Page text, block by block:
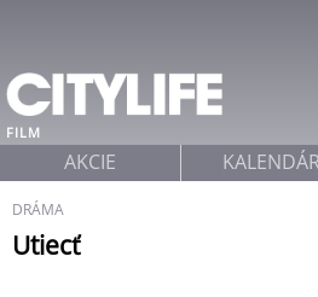
FILM
DRÁMA
Utiecť
AKCIE